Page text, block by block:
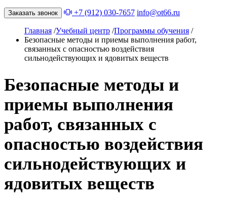
Заказать звонок +7 (912) 030-7657 info@ot66.ru
Главная /Учебный центр /Программы обучения /
Безопасные методы и приемы выполнения работ,
связанных с опасностью воздействия
сильнодействующих и ядовитых веществ
Безопасные методы и
приемы выполнения
работ, связанных с
опасностью воздействия
сильнодействующих и
ядовитых веществ